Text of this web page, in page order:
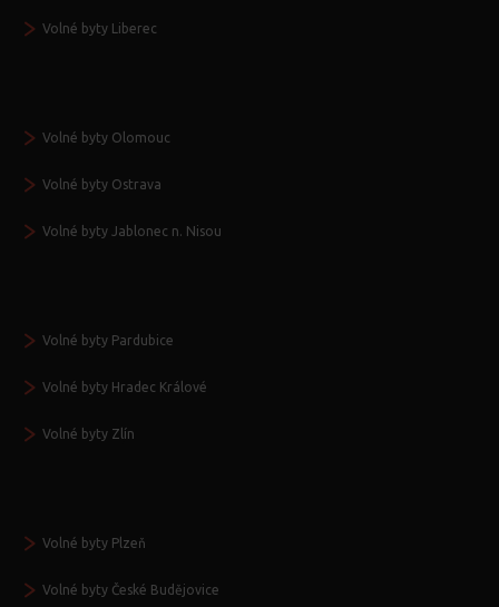
Volné byty Liberec
Volné byty Olomouc
Volné byty Ostrava
Volné byty Jablonec n. Nisou
Volné byty Pardubice
Volné byty Hradec Králové
Volné byty Zlín
Volné byty Plzeň
Volné byty České Budějovice